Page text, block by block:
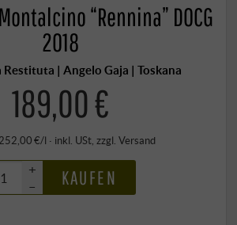
“Rennina” DOCG
2018
Restituta | Angelo Gaja | Toskana
189,00 €
€/l · inkl. USt, zzgl. Versand
+
–
KAUFEN